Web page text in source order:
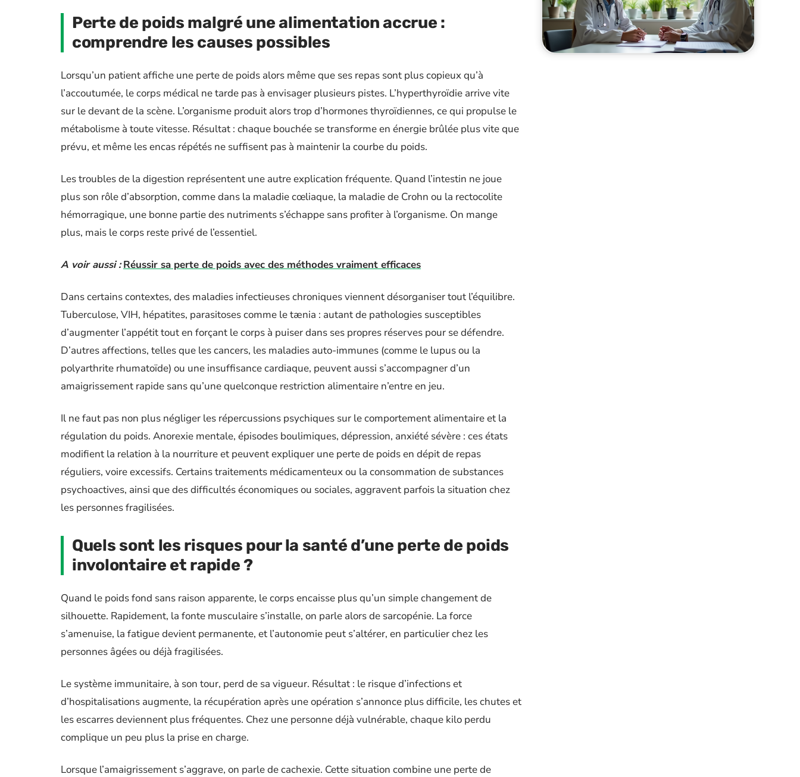
Perte de poids malgré une alimentation accrue :
comprendre les causes possibles
Lorsqu’un patient affiche une perte de poids alors même que ses repas sont plus copieux qu’à
l’accoutumée, le corps médical ne tarde pas à envisager plusieurs pistes. L’hyperthyroïdie arrive vite
sur le devant de la scène. L’organisme produit alors trop d’hormones thyroïdiennes, ce qui propulse le
métabolisme à toute vitesse. Résultat : chaque bouchée se transforme en énergie brûlée plus vite que
prévu, et même les encas répétés ne suffisent pas à maintenir la courbe du poids.
Les troubles de la digestion représentent une autre explication fréquente. Quand l’intestin ne joue
plus son rôle d’absorption, comme dans la maladie cœliaque, la maladie de Crohn ou la rectocolite
hémorragique, une bonne partie des nutriments s’échappe sans profiter à l’organisme. On mange
plus, mais le corps reste privé de l’essentiel.
A voir aussi : Réussir sa perte de poids avec des méthodes vraiment efficaces
Dans certains contextes, des maladies infectieuses chroniques viennent désorganiser tout l’équilibre.
Tuberculose, VIH, hépatites, parasitoses comme le tænia : autant de pathologies susceptibles
d’augmenter l’appétit tout en forçant le corps à puiser dans ses propres réserves pour se défendre.
D’autres affections, telles que les cancers, les maladies auto-immunes (comme le lupus ou la
polyarthrite rhumatoïde) ou une insuffisance cardiaque, peuvent aussi s’accompagner d’un
amaigrissement rapide sans qu’une quelconque restriction alimentaire n’entre en jeu.
Il ne faut pas non plus négliger les répercussions psychiques sur le comportement alimentaire et la
régulation du poids. Anorexie mentale, épisodes boulimiques, dépression, anxiété sévère : ces états
modifient la relation à la nourriture et peuvent expliquer une perte de poids en dépit de repas
réguliers, voire excessifs. Certains traitements médicamenteux ou la consommation de substances
psychoactives, ainsi que des difficultés économiques ou sociales, aggravent parfois la situation chez
les personnes fragilisées.
Quels sont les risques pour la santé d’une perte de poids
involontaire et rapide ?
Quand le poids fond sans raison apparente, le corps encaisse plus qu’un simple changement de
silhouette. Rapidement, la fonte musculaire s’installe, on parle alors de sarcopénie. La force
s’amenuise, la fatigue devient permanente, et l’autonomie peut s’altérer, en particulier chez les
personnes âgées ou déjà fragilisées.
Le système immunitaire, à son tour, perd de sa vigueur. Résultat : le risque d’infections et
d’hospitalisations augmente, la récupération après une opération s’annonce plus difficile, les chutes et
les escarres deviennent plus fréquentes. Chez une personne déjà vulnérable, chaque kilo perdu
complique un peu plus la prise en charge.
Lorsque l’amaigrissement s’aggrave, on parle de cachexie. Cette situation combine une perte de